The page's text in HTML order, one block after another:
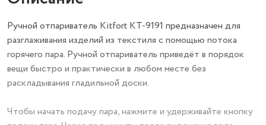
Ручной отпариватель Kitfort КТ-9191 предназначен для
разглаживания изделий из текстиля с помощью потока
горячего пара. Ручной отпариватель приведёт в порядок
вещи быстро и практически в любом месте без
раскладывания гладильной доски.
Чтобы начать подачу пара, нажмите и удерживайте кнопку